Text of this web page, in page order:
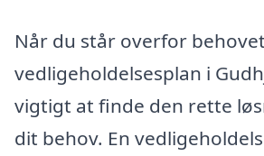
Når du står overfor
vedligeholdelsesplan i
vigtigt at finde den rette
dit behov. En